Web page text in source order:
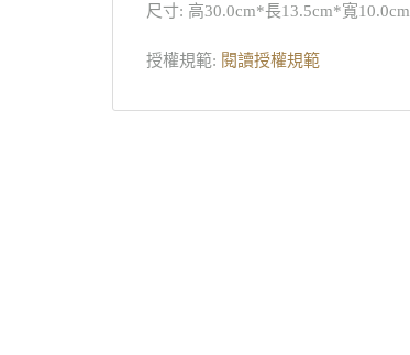
尺寸: 高30.0cm*長13.5cm*寬10.0cm
授權規範: 閱讀授權規範